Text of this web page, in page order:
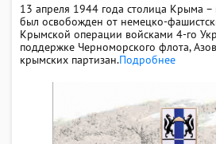
13 апреля 1944 года столица Крыма
был освобожден от немецко-
Крымской операции войсками 4-го
поддержке Черноморского флота,
крымских партизан.Подробнее